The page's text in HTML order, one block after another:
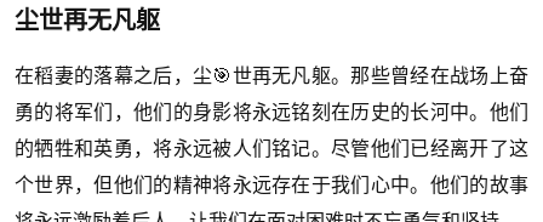
尘世再无凡躯
在稻妻的落幕之后，尘🎯世再无凡躯。那些曾经在战场上奋
勇的将军们，他们的身影将永远铭刻在历史的长河中。他们
的牺牲和英勇，将永远被人们铭记。尽管他们已经离开了这
个世界，但他们的精神将永远存在于我们心中。他们的故事